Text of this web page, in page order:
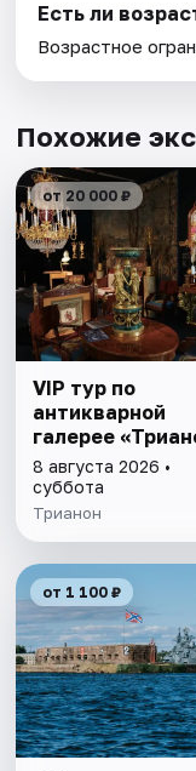
Есть ли
Возрастное
Похожие
от 20 000 ₽
VIP тур по
антикварной
галерее
8 августа 2026 •
суббота
Трианон
от 1 100 ₽